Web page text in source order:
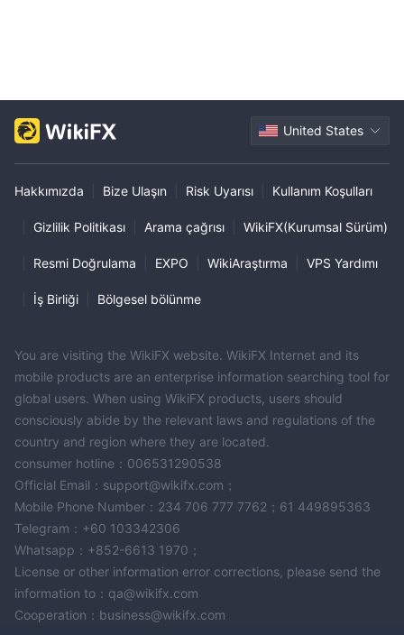
United States
Hakkımızda Bize Ulaşın Risk Uyarısı Kullanım Koşulları
Gizlilik Politikası Arama çağrısı WikiFX(Kurumsal Sürüm)
Resmi Doğrulama EXPO WikiAraştırma VPS Yardımı
İş Birliği Bölgesel bölünme
You are visiting the WikiFX website. WikiFX Internet and its
mobile products are an enterprise information searching tool for
global users. When using WikiFX products, users should
consciously abide by the relevant laws and regulations of the
country and region where they are located.
consumer hotline：006531290538
Official Email：support@wikifx.com；
Mobile Phone Number：234 706 777 7762；61 449895363
Telegram：+60 103342306
Whatsapp：+852-6613 1970；
License or other information error corrections, please send the
information to：qa@wikifx.com
Cooperation：business@wikifx.com